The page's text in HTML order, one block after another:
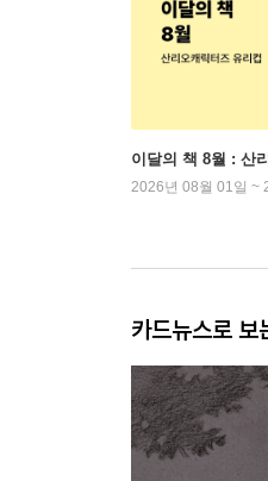
이달의 책 8월 : 산
2026년 08월 01일 ~
카드뉴스로 보